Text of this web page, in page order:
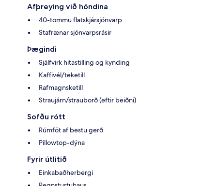
Afþreying við höndina
40-tommu flatskjársjónvarp
Stafrænar sjónvarpsrásir
Þægindi
Sjálfvirk hitastilling og kynding
Kaffivél/teketill
Rafmagnsketill
Straujárn/strauborð (eftir beiðni)
Sofðu rótt
Rúmföt af bestu gerð
Pillowtop-dýna
Fyrir útlitið
Einkabaðherbergi